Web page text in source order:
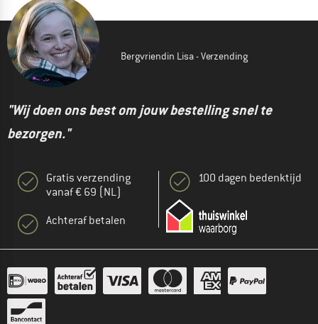
Bergvriendin Lisa - Verzending
"Wij doen ons best om jouw bestelling snel te
bezorgen."
Gratis verzending
vanaf € 69 (NL)
Achteraf betalen
100 dagen bedenktijd